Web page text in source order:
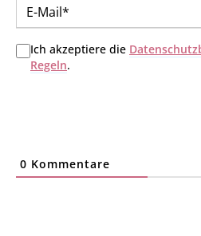
Ich akzeptiere die
Regeln.
0 Kommentare